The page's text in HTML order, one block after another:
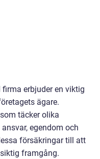
erbjuder en viktig
ägare.
täcker olika
egendom och
försäkringar till att
framgång.